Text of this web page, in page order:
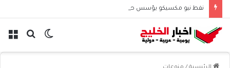
نفط نيو مكسيكو يؤسس صندوق 75 مليار دولار ويشعل جدل الإنفاق
بحث الوضع